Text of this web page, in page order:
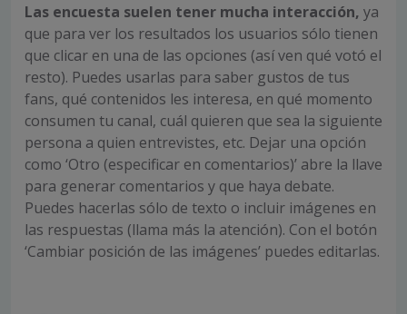
Las encuesta suelen tener mucha interacción, ya
que para ver los resultados los usuarios sólo tienen
que clicar en una de las opciones (así ven qué votó el
resto). Puedes usarlas para saber gustos de tus
fans, qué contenidos les interesa, en qué momento
consumen tu canal, cuál quieren que sea la siguiente
persona a quien entrevistes, etc. Dejar una opción
como ‘Otro (especificar en comentarios)’ abre la llave
para generar comentarios y que haya debate.
Puedes hacerlas sólo de texto o incluir imágenes en
las respuestas (llama más la atención). Con el botón
‘Cambiar posición de las imágenes’ puedes editarlas.